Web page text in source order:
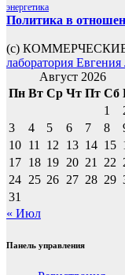
энергетика
Политика в
(с) КОММЕРЧЕСКИЕ
лаборатория
Август 2026
Пн Вт Ср Чт Пт Сб
1
3
4 5 6 7 8
10 11 12 13 14 15
17 18 19 20 21 22
24 25 26 27 28 29
31
« Июл
Панель управления